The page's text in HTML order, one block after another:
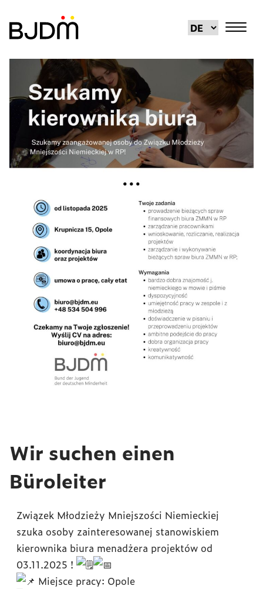
Wir suchen einen
Büroleiter
Związek Młodzieży Mniejszości Niemieckiej
szuka osoby zainteresowanej stanowiskiem
kierownika biura menadżera projektów od
03.11.2025 !
Miejsce pracy: Opole